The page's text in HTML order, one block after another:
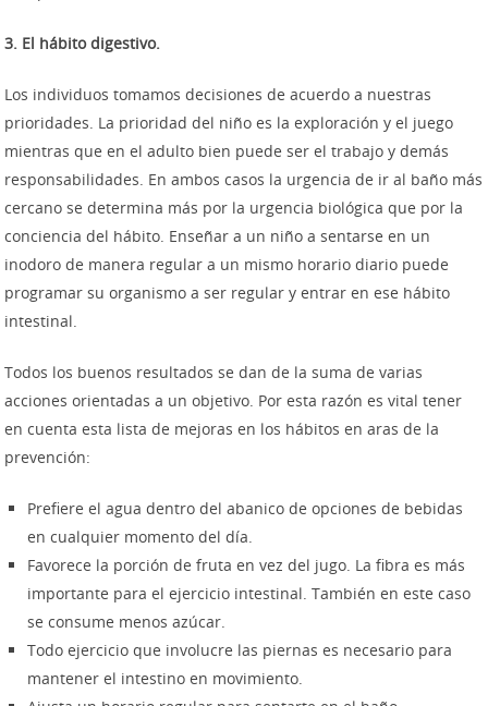
3. El hábito digestivo.
Los individuos tomamos decisiones de acuerdo a nuestras
prioridades. La prioridad del niño es la exploración y el juego
mientras que en el adulto bien puede ser el trabajo y demás
responsabilidades. En ambos casos la urgencia de ir al baño más
cercano se determina más por la urgencia biológica que por la
conciencia del hábito. Enseñar a un niño a sentarse en un
inodoro de manera regular a un mismo horario diario puede
programar su organismo a ser regular y entrar en ese hábito
intestinal.
Todos los buenos resultados se dan de la suma de varias
acciones orientadas a un objetivo. Por esta razón es vital tener
en cuenta esta lista de mejoras en los hábitos en aras de la
prevención:
Prefiere el agua dentro del abanico de opciones de bebidas
en cualquier momento del día.
Favorece la porción de fruta en vez del jugo. La fibra es más
importante para el ejercicio intestinal. También en este caso
se consume menos azúcar.
Todo ejercicio que involucre las piernas es necesario para
mantener el intestino en movimiento.